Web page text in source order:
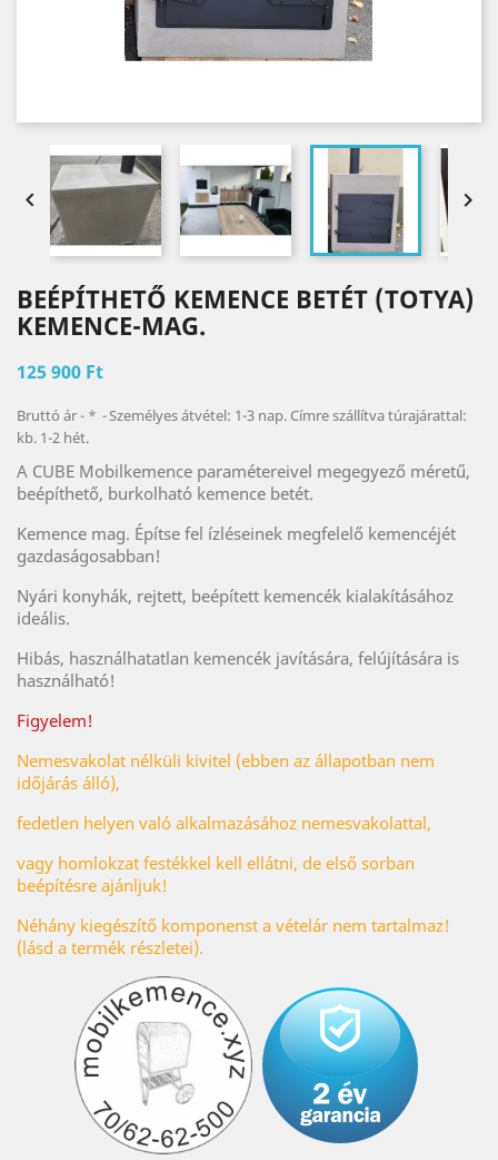
 
BEÉPÍTHETŐ KEMENCE BETÉT (TOTYA)
KEMENCE-MAG.
125 900 Ft
Bruttó ár *
Személyes átvétel: 1-3 nap. Címre szállítva túrajárattal:
kb. 1-2 hét.
A CUBE Mobilkemence paramétereivel megegyező méretű,
beépíthető, burkolható kemence betét.
Kemence mag. Építse fel ízléseinek megfelelő kemencéjét
gazdaságosabban!
Nyári konyhák, rejtett, beépített kemencék kialakításához
ideális.
Hibás, használhatatlan kemencék javítására, felújítására is
használható!
Figyelem!
Nemesvakolat nélküli kivitel (ebben az állapotban nem
időjárás álló),
fedetlen helyen való alkalmazásához nemesvakolattal,
vagy homlokzat festékkel kell ellátni, de első sorban
beépítésre ajánljuk!
Néhány kiegészítő komponenst a vételár nem tartalmaz!
(lásd a termék részletei).